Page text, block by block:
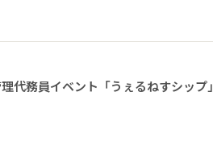
務員イベント「うぇるねすシップ」